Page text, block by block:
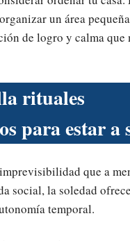
un área
de logro y calma que
rituales
para estar a
que a
social, la soledad
temporal.